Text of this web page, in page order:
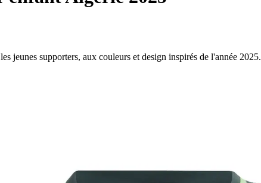
jeunes supporters, aux couleurs et design inspirés de l'année 2025.